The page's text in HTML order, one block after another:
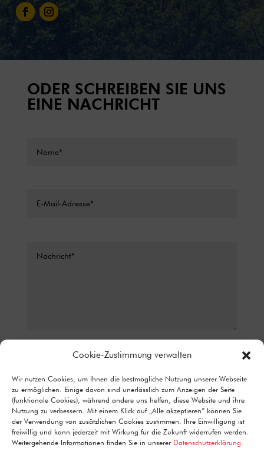
Cookie-Zustimmung verwalten
Wir nutzen Cookies, um Ihnen die bestmögliche Nutzung unserer Webseite
zu ermöglichen. Einige davon sind unerlässlich zum Anzeigen der Seite
(funktionale Cookies), während andere uns helfen, diese Website und ihre
Nutzung zu verbessern. Mit einem Klick auf „Alle akzeptieren“ können Sie
der Verwendung von zusätzlichen Cookies zustimmen. Ihre Einwilligung ist
freiwillig und kann jederzeit mit Wirkung für die Zukunft widerrufen werden.
Weitergehende Informationen finden Sie in unserer Datenschutzerklärung.
ODER SCHREIBEN SIE UNS
EINE NACHRICHT
KONTAKTFORMULAR ZUR BEANTWORTUNG MEINER ANFRAGE
ERHOBEN UND VERARBEITET WERDEN. DETAILLIERTE
INFORMATIONEN ZUM UMGANG MIT NUTZERDATEN FINDEN SIE IN
UNSERER DATENSCHUTZERKLÄRUNG.
12 + 1= Senden
Alternative: